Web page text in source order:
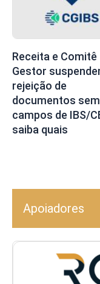
Receita e Comitê
Gestor
rejeição de
documentos sem
campos de IBS/
saiba quais
Apoiadores